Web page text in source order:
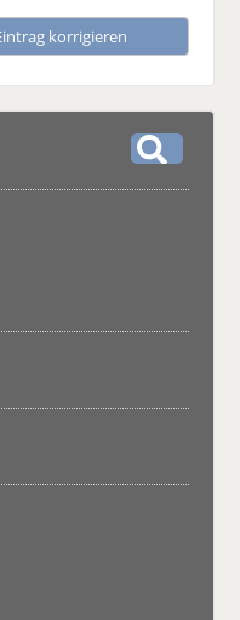
korrigieren